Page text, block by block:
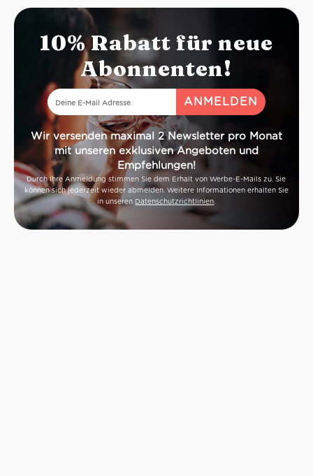
Reflexen
Geruch:
Pfirsich,
10% Rabatt für neue
Abonnenten!
Wir versenden maximal 2 Newsletter pro Monat
mit unseren exklusiven Angeboten und
Empfehlungen!
Durch Ihre Anmeldung stimmen Sie dem Erhalt von Werbe-E-Mails zu. Sie
können sich jederzeit wieder abmelden. Weitere Informationen erhalten Sie
in unseren Datenschutzrichtlinien.